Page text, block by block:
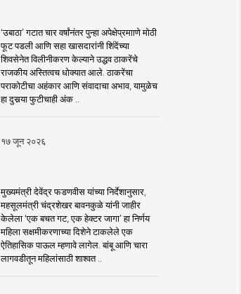
‘उबाठा’ गटात चार वर्षांनंतर पुन्हा अपेक्षेप्रमााणे मोठी
फूट पडली आणि सहा खासदारांनी शिंदेंच्या
शिवसेनेत विलीनीकरण केल्याने उद्धव ठाकरेंचे
राजकीय अस्तित्वच धोक्यात आले. ठाकरेंचा
पराकोटीचा अहंकार आणि संवादाचा अभाव, यामुळेच
हा दुसर्‍या फुटीचाही अंक ..
१७ जून २०२६
मुख्यमंत्री देवेंद्र फडणवीस यांच्या निर्देशानुसार,
महसूलमंत्री चंद्रशेखर बावनकुळे यांनी जाहीर
केलेला ‘एक बचत गट, एक हेक्टर जागा’ हा निर्णय
महिला सक्षमीकरणाच्या दिशेने टाकलेले एक
ऐतिहासिक पाऊल म्हणावे लागेल. बांबू आणि चारा
लागवडीतून महिलांसाठी शाश्वत ..